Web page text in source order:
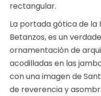
rectangular.
La portada gótica de la
Betanzos, es un
ornamentación de
acodilladas en las
con una imagen de
de reverencia y